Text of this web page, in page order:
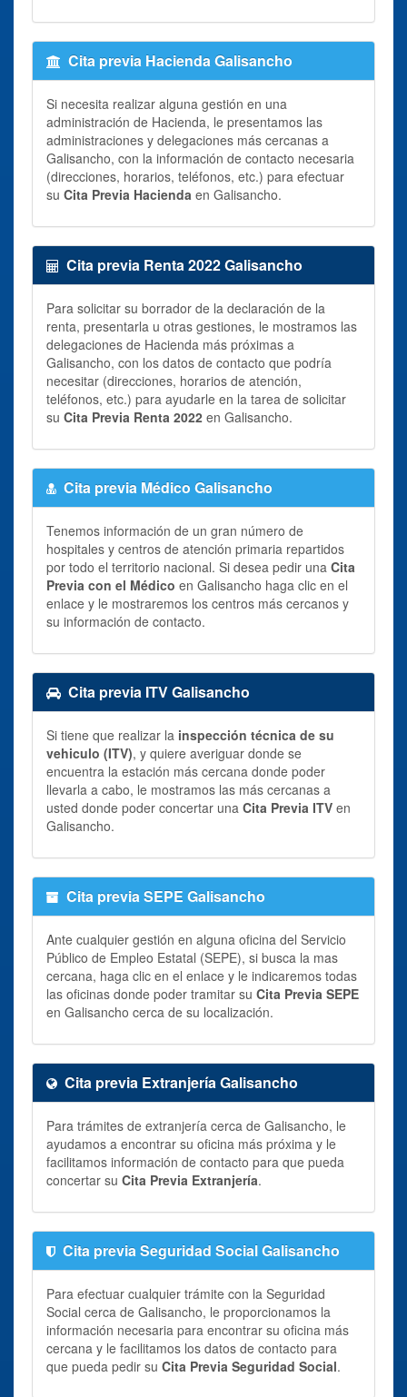
Cita previa Hacienda Galisancho
Si necesita realizar alguna gestión en una
administración de Hacienda, le presentamos las
administraciones y delegaciones más cercanas a
Galisancho, con la información de contacto necesaria
(direcciones, horarios, teléfonos, etc.) para efectuar
su Cita Previa Hacienda en Galisancho.
Cita previa Renta 2022 Galisancho
Para solicitar su borrador de la declaración de la
renta, presentarla u otras gestiones, le mostramos las
delegaciones de Hacienda más próximas a
Galisancho, con los datos de contacto que podría
necesitar (direcciones, horarios de atención,
teléfonos, etc.) para ayudarle en la tarea de solicitar
su Cita Previa Renta 2022 en Galisancho.
Cita previa Médico Galisancho
Tenemos información de un gran número de
hospitales y centros de atención primaria repartidos
por todo el territorio nacional. Si desea pedir una Cita
Previa con el Médico en Galisancho haga clic en el
enlace y le mostraremos los centros más cercanos y
su información de contacto.
Cita previa ITV Galisancho
Si tiene que realizar la inspección técnica de su
vehiculo (ITV), y quiere averiguar donde se
encuentra la estación más cercana donde poder
llevarla a cabo, le mostramos las más cercanas a
usted donde poder concertar una Cita Previa ITV en
Galisancho.
Cita previa SEPE Galisancho
Ante cualquier gestión en alguna oficina del Servicio
Público de Empleo Estatal (SEPE), si busca la mas
cercana, haga clic en el enlace y le indicaremos todas
las oficinas donde poder tramitar su Cita Previa SEPE
en Galisancho cerca de su localización.
Cita previa Extranjería Galisancho
Para trámites de extranjería cerca de Galisancho, le
ayudamos a encontrar su oficina más próxima y le
facilitamos información de contacto para que pueda
concertar su Cita Previa Extranjería.
Cita previa Seguridad Social Galisancho
Para efectuar cualquier trámite con la Seguridad
Social cerca de Galisancho, le proporcionamos la
información necesaria para encontrar su oficina más
cercana y le facilitamos los datos de contacto para
que pueda pedir su Cita Previa Seguridad Social.